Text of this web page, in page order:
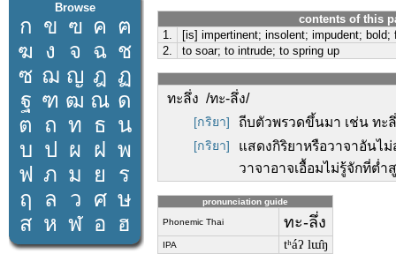
Browse
ก ข ฃ ค ฅ
ฆ ง จ ฉ ช
ซ ฌ ญ ฎ ฏ
ฐ ฑ ฒ ณ ด
ต ถ ท ธ น
บ ป ผ ฝ พ
ฟ ภ ม ย
ร
ฤ
ล ว ศ ษ
ส ห ฬ อ ฮ
contents of this
1.
[is] impertinent; insolent; impudent;
2.
to soar; to intrude; to spring up
ทะลึ่ง /ทะ-ลึ่ง/
[กริยา] ถีบตัวพรวดขึ้นมา เช่น ทะ
[กริยา]
แสดงกิริยาหรือวาจาอันไ
วาจาอาจเอื้อมไม่รู้จักที่ต่ำ
pronunciation guide
Phonemic Thai ทะ-ลึ่ง
IPA tʰáʔ lɯ̂ŋ